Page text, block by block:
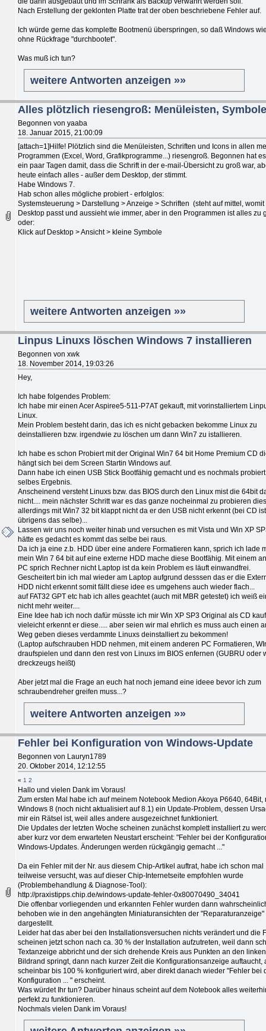
Nach Erstellung der geklonten Platte trat der oben beschriebene Fehler auf.
Ich würde gerne das komplette Bootmenü überspringen, so daß Windows
ohne Rückfrage "durchbootet".
Was muß ich tun?
weitere Antworten anzeigen »»
Alles plötzlich riesengroß: Menüleisten,
Begonnen von yaaba
18. Januar 2015, 21:00:09
[attach=1]Hilfe! Plötzlich sind die Menüleisten, Schriften und Icons in allen
Programmen (Excel, Word, Grafikprogramme...) riesengroß. Begonnen hat
ein paar Tagen damit, dass die Schrift in der e-mail-Übersicht zu groß war,
heute einfach alles - außer dem Desktop, der stimmt.
Habe Windows 7.
Hab schon alles mögliche probiert - erfolglos:
Systemsteuerung > Darstellung > Anzeige > Schriften (steht auf mittel, womit
Desktop passt und aussieht wie immer, aber in den Programmen ist alles zu
oder:
Klick auf Desktop > Ansicht > kleine Symbole
weitere Antworten anzeigen »»
Linpus Linuxs löschen Windows 7 installieren
Begonnen von xwk
18. November 2014, 19:03:26
Hey,
Ich habe folgendes Problem:
Ich habe mir einen Acer Aspiree5-511-P7AT gekauft, mit vorinstalliertem
Linux.
Mein Problem besteht darin, das ich es nicht gebacken bekomme Linux zu
deinstallieren bzw. irgendwie zu löschen um dann Win7 zu istallieren.
Ich habe es schon Probiert mit der Original Win7 64 bit Home Premium CD
hängt sich bei dem Screen Startin Windows auf.
Dann habe ich einen USB Stick Bootfähig gemacht und es nochmals
selbes Ergebnis.
Anscheinend versteht Linuxs bzw. das BIOS durch den Linux mist die 64bit
nicht.... mein nächster Schritt war es das ganze nocheinmal zu probieren
allerdings mit Win7 32 bit klappt nicht da er den USB nicht erkennt (bei CD
übrigens das selbe)...
Lassen wir uns noch weiter hinab und versuchen es mit Vista und Win XP
hätte es gedacht es kommt das selbe bei raus.
Da ich ja eine z.b. HDD über eine andere Formatieren kann, sprich ich lade
mein Win 7 64 bit auf eine externe HDD mache diese Bootfähig. Mit einem
PC sprich Rechner nicht Laptop ist da kein Problem es läuft einwandfrei.
Gescheitert bin ich mal wieder am Laptop aufgrund desssen das er die
HDD nicht erkennt somit fällt diese idee es umgehens auch wieder flach...
auf FAT32 GPT etc hab ich alles geachtet (auch mit MBR getestet) ich weiß
nicht mehr weiter....
Eine Idee hab ich noch dafür müsste ich mir Win XP SP3 Original als CD
vieleicht erkennt er diese..... aber seien wir mal ehrlich es muss auch einen
Weg geben dieses verdammte Linuxs deinstalliert zu bekommen!
(Laptop aufschrauben HDD nehmen, mit einem anderen PC Formatieren,
draufspielen und dann den rest von Linuxs im BIOS enfernen (GUBRU oder
dreckzeugs heißt)
Aber jetzt mal die Frage an euch hat noch jemand eine ideee bevor ich zum
schraubendreher greifen muss...?
weitere Antworten anzeigen »»
Fehler bei Konfiguration von Windows-Update
Begonnen von Lauryn1789
20. Oktober 2014, 12:12:55
« 1 2
Hallo und vielen Dank im Voraus!
Zum ersten Mal habe ich auf meinem Notebook Medion Akoya P6640, 64Bit,
Windows 8 (noch nicht aktualisiert auf 8.1) ein Update-Problem, dessen
mir ein Rätsel ist, weil alles andere ausgezeichnet funktioniert.
Die Updates der letzten Woche scheinen zunächst komplett installiert zu
aber kurz vor dem erwarteten Neustart erscheint: "Fehler bei der
Windows-Updates. Änderungen werden rückgängig gemacht ..."
Da ein Fehler mit der Nr. aus diesem Chip-Artikel auftrat, habe ich schon mal
teilweise versucht, was auf dieser Chip-Internetseite empfohlen wurde
(Problembehandlung & Diagnose-Tool):
http://praxistipps.chip.de/windows-update-fehler-0x80070490_34041
Die offenbar vorliegenden und erkannten Fehler wurden dann
behoben wie in den angehängten Miniaturansichten der "Reparaturanzeige"
dargestellt.
Leider hat das aber bei den Installationsversuchen nichts verändert und die
scheinen jetzt schon nach ca. 30 % der Installation aufzutreten, weil dann
Textanzeige abbricht und der sich drehende Kreis aus Punkten an den linken
Bildrand springt, dann nach kurzer Zeit die Konfigurationsanzeige auftaucht,
scheinbar bis 100 % konfiguriert wird, aber direkt danach wieder "Fehler bei
Konfiguration ... " erscheint.
Was würdet Ihr tun? Darüber hinaus scheint auf dem Notebook alles
perfekt zu funktionieren.
Nochmals vielen Dank im Voraus!